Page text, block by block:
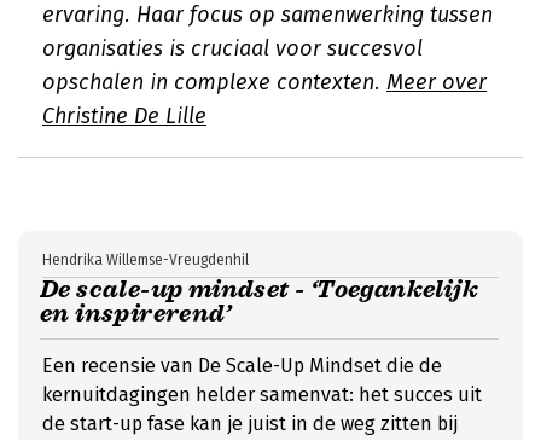
ervaring. Haar focus op samenwerking tussen
organisaties is cruciaal voor succesvol
opschalen in complexe contexten. Meer over
Christine De Lille
De scale-up mindset - ‘Toegankelijk
en inspirerend’
Hendrika Willemse-Vreugdenhil
Een recensie van De Scale-Up Mindset die de
kernuitdagingen helder samenvat: het succes uit
de start-up fase kan je juist in de weg zitten bij